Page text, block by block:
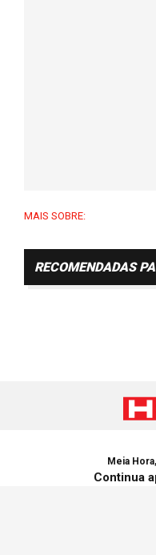
MAIS SOBRE:
RECOMENDADAS
Meia
Continua